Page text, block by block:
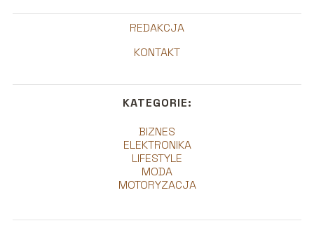
REDAKCJA
KONTAKT
KATEGORIE:
BIZNES
ELEKTRONIKA
LIFESTYLE
MODA
MOTORYZACJA